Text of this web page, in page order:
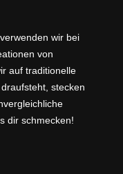
wir bei
von
auf traditionelle
stecken
dir schmecken!